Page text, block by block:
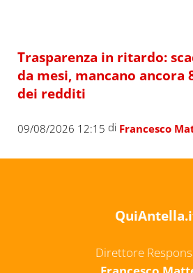
Trasparenza in ritardo:
da mesi, mancano ancora
dei redditi
09/08/2026 12:15 di Francesco
Direttore